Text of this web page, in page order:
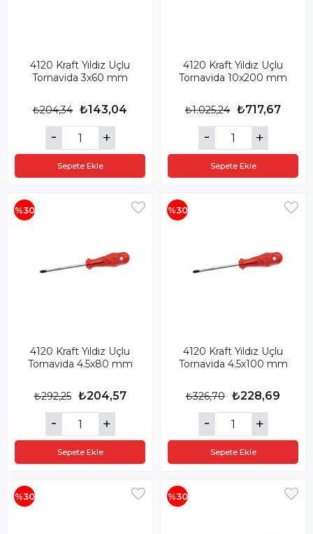
4120 Kraft Yıldız Uçlu
Tornavida 3x60 mm
₺143,04
₺204,34
Sepete Ekle
4120 Kraft Yıldız Uçlu
Tornavida 10x200 mm
₺717,67
₺1.025,24
Sepete Ekle
4120 Kraft Yıldız Uçlu
Tornavida 4.5x80 mm
₺204,57
₺292,25
Sepete Ekle
%30
4120 Kraft Yıldız Uçlu
Tornavida 4.5x100 mm
₺228,69
₺326,70
Sepete Ekle
%30
%30 %30